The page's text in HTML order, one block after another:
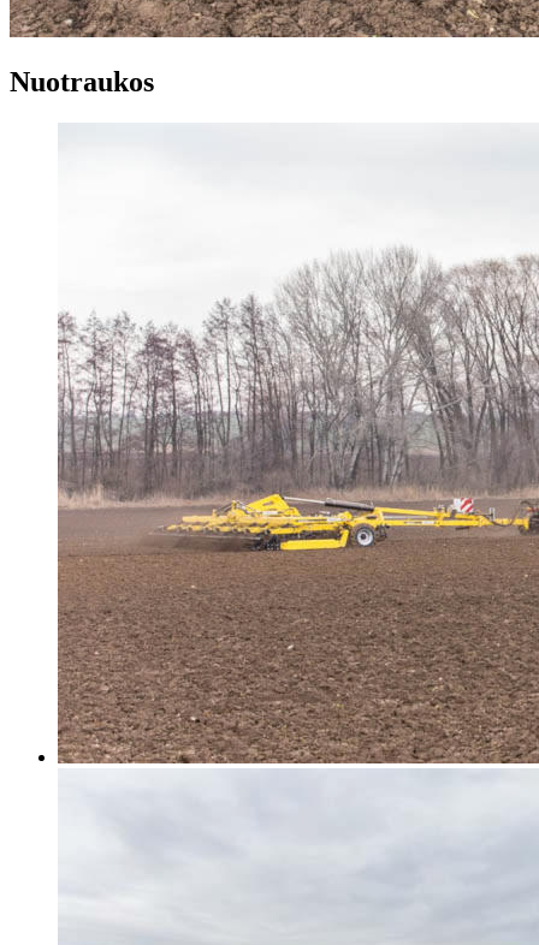
Nuotraukos